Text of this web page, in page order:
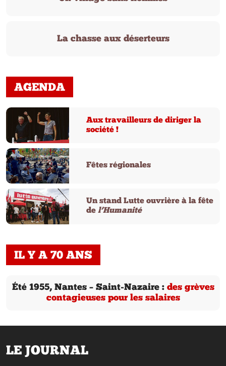
La chasse aux déserteurs
AGENDA
Aux travailleurs de diriger la
société !
Fêtes régionales
Un stand Lutte ouvrière à la fête
del’Humanité
IL Y A 70 ANS
Été 1955, Nantes – Saint-Nazaire : des grèves
contagieuses pour les salaires
LE JOURNAL